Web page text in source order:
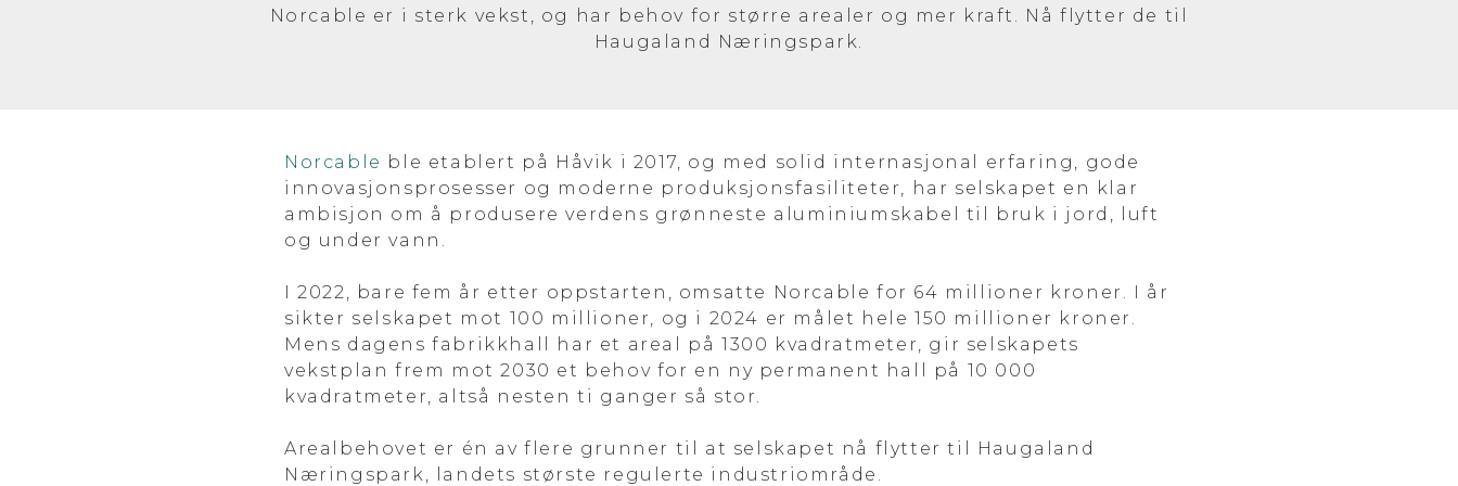
Norcable er i sterk vekst, og har behov for større arealer og mer kraft. Nå flytter de til
Haugaland Næringspark.
Norcable ble etablert på Håvik i 2017, og med solid internasjonal erfaring, gode
innovasjonsprosesser og moderne produksjonsfasiliteter, har selskapet en klar
ambisjon om å produsere verdens grønneste aluminiumskabel til bruk i jord, luft
og under vann.
I 2022, bare fem år etter oppstarten, omsatte Norcable for 64 millioner kroner. I år
sikter selskapet mot 100 millioner, og i 2024 er målet hele 150 millioner kroner.
Mens dagens fabrikkhall har et areal på 1300 kvadratmeter, gir selskapets
vekstplan frem mot 2030 et behov for en ny permanent hall på 10 000
kvadratmeter, altså nesten ti ganger så stor.
Arealbehovet er én av flere grunner til at selskapet nå flytter til Haugaland
Næringspark, landets største regulerte industriområde.